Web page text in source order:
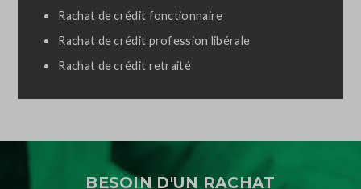
Rachat de crédit fonctionnaire
Rachat de crédit profession libérale
Rachat de crédit retraité
BESOIN D'UN RACHAT